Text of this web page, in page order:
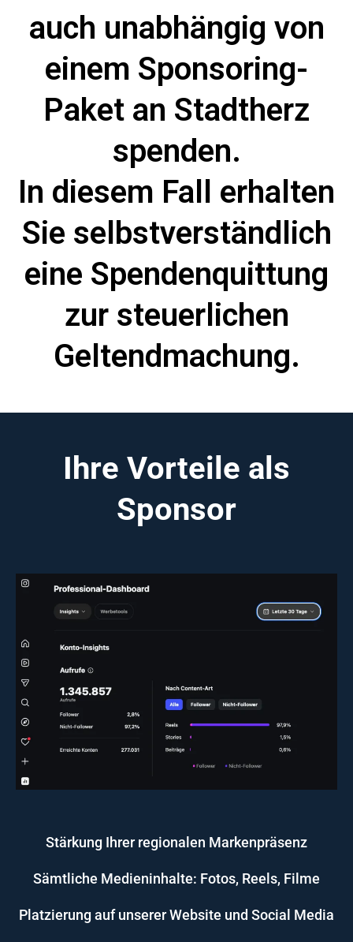
auch unabhängig von
einem Sponsoring-
Paket an Stadtherz
spenden.
In diesem Fall erhalten
Sie selbstverständlich
eine Spendenquittung
zur steuerlichen
Geltendmachung.
Ihre Vorteile als
Sponsor
Stärkung Ihrer regionalen Markenpräsenz
Sämtliche Medieninhalte: Fotos, Reels, Filme
Platzierung auf unserer Website und Social Media